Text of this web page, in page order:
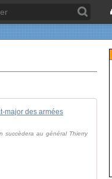
major des armées
succèdera au général Thierry